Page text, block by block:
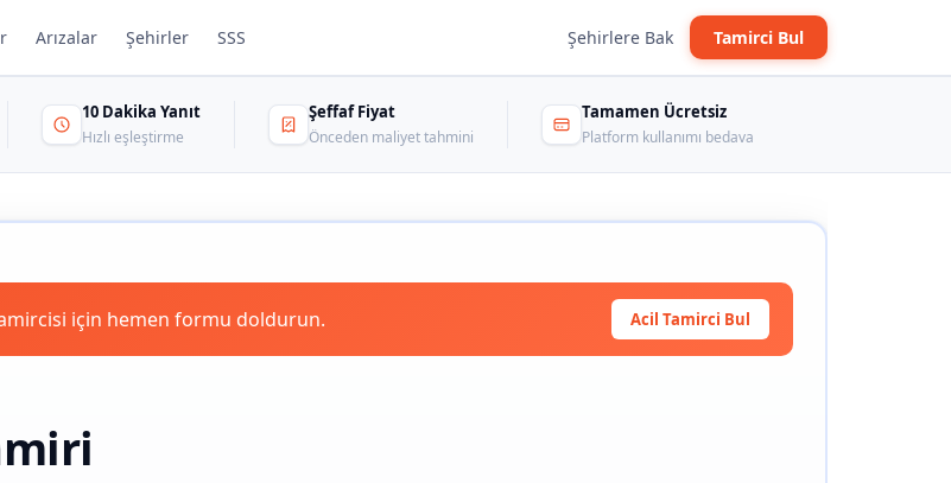
Arızalar Şehirler SSS Şehirlere Bak Tamirci Bul
10 Dakika Yanıt
Hızlı eşleştirme
Şeffaf Fiyat
Önceden maliyet tahmini
Tamamen Ücretsiz
Platform kullanımı bedava
için hemen formu doldurun. Acil Tamirci Bul